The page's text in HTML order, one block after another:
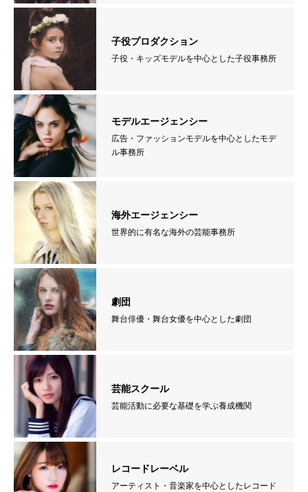
子役プロダクション
子役・キッズモデルを中心とした子役事務所
モデルエージェンシー
広告・ファッションモデルを中心としたモデ
ル事務所
海外エージェンシー
世界的に有名な海外の芸能事務所
劇団
舞台俳優・舞台女優を中心とした劇団
芸能スクール
芸能活動に必要な基礎を学ぶ養成機関
レコードレーベル
アーティスト・音楽家を中心としたレコード